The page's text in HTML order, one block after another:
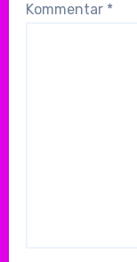
Kommentar *